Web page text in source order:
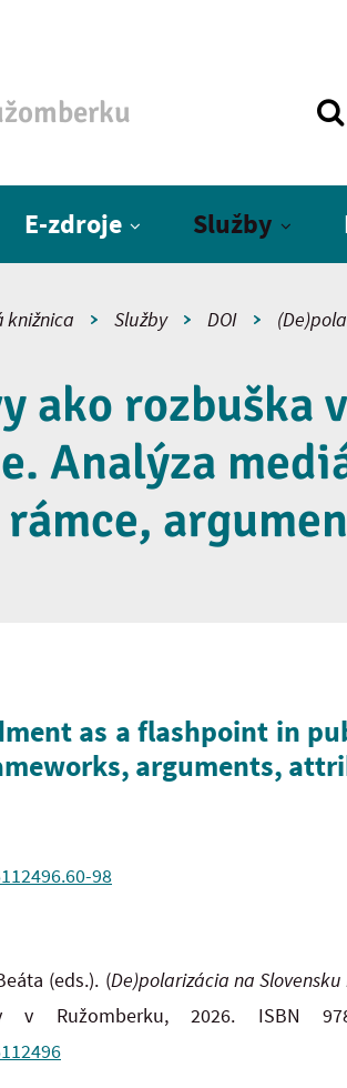
E-zdroje Služby
knižnica Služby DOI
ako rozbuška
Analýza
as a flashpoint in
arguments,
98
(eds.). (De)polarizácia na Slovensku
v Ružomberku, 2026. ISBN